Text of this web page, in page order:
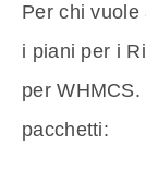
Per chi
i piani per i
per
pacchetti: